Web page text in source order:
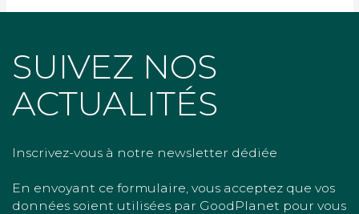
SUIVEZ NOS
ACTUALITÉS
Inscrivez-vous à notre newsletter dédiée
En envoyant ce formulaire, vous acceptez que vos
données soient utilisées par GoodPlanet pour vous